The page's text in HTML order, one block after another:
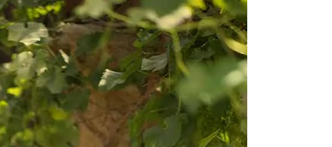
BRAUTKLEIDER
ZU DEN FAVORITEN
UNSERER BRÄUTE 🔥
STILE
BOHO
DEZENTE
EINFACHE